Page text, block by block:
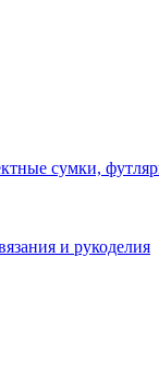
сумки,
и рукоделия